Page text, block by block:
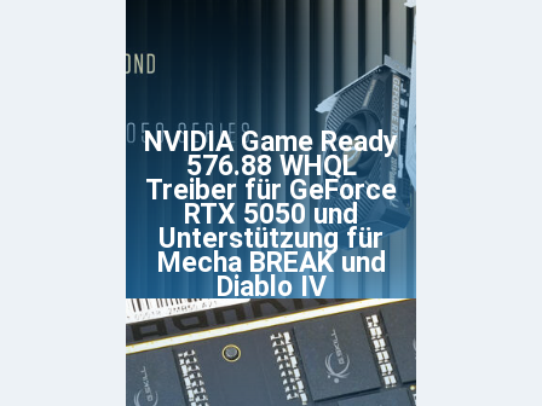
NVIDIA Game Ready
576.88 WHQL
Treiber für GeForce
RTX 5050 und
Unterstützung für
Mecha BREAK und
Diablo IV